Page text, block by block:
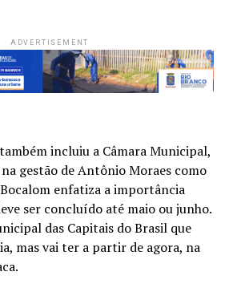
ADVERTISEMENT
incluiu a Câmara Municipal,
gestão de Antônio Moraes como
enfatiza a importância
ser concluído até maio ou junho.
das Capitais do Brasil que
mas vai ter a partir de agora, na